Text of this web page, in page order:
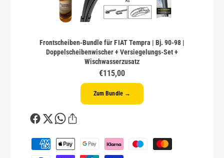
Frontscheiben-Bundle für FIAT Tempra | Bj. 90-98 |
Doppelscheibenwischer + Versiegelungs-Set +
Wischwasserzusatz
€115,00
Zum Bundle →
Z
a